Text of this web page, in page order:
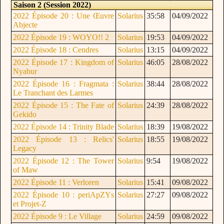
Saison 2 (Session 2022)
2022 Épisode 20 : Une Œuvre
Abjecte
Solarius 35:58 04/09/2022
2022 Épisode 19 : WOYO!! 2 Solarius 19:53
04/09/2022
2022 Épisode 18 : Cendres
Solarius 13:15
04/09/2022
2022 Épisode 17 : Kingdom of
Nyabur
Solarius 46:05 28/08/2022
2022 Épisode 16 : Fragmata :
Le Tranchant des Larmes
Solarius 38:44 28/08/2022
2022 Épisode 15 : The Fate of
Gekido
Solarius 24:39 28/08/2022
2022 Épisode 14 : Trinity Blade Solarius 18:39
19/08/2022
2022 Épisode 13 : Relics'
Legacy
Solarius 18:55 19/08/2022
2022 Épisode 12 : The Tower
of Maw
Solarius 9:54 19/08/2022
2022 Épisode 11 : Verloren Solarius 15:41
09/08/2022
2022 Épisode 10 : periApZYs
et Projet-Z
Solarius 27:27 09/08/2022
2022 Épisode 9 : Le Village Solarius 24:59
09/08/2022